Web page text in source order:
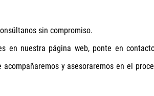
sin compromiso.
en nuestra página web, ponte en
y asesoraremos en el